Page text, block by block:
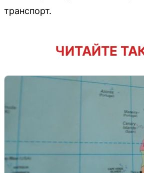
транспорт.
ЧИТАЙТЕ